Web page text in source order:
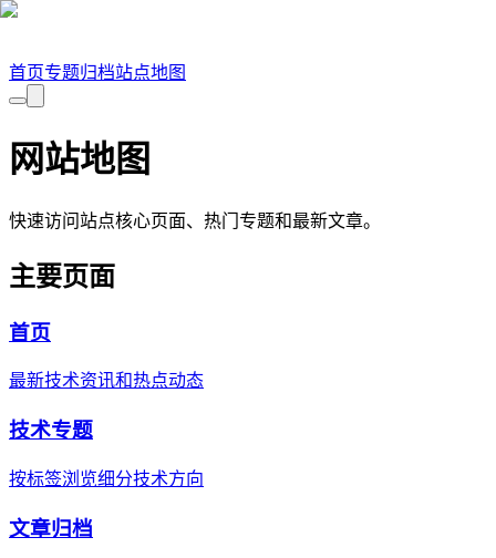
首页专题归档站点地图
网站地图
快速访问站点核心页面、热门专题和最新文章。
主要页面
首页
最新技术资讯和热点动态
技术专题
按标签浏览细分技术方向
文章归档